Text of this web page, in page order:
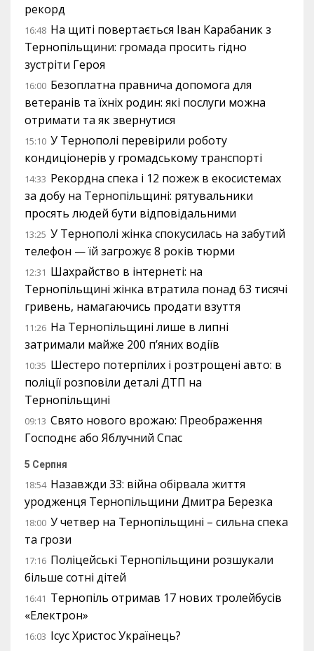
рекорд
16:48 На щиті повертається Іван Карабаник з
Тернопільщини: громада просить гідно
зустріти Героя
16:00 Безоплатна правнича допомога для
ветеранів та їхніх родин: які послуги можна
отримати та як звернутися
15:10 У Тернополі перевірили роботу
кондиціонерів у громадському транспорті
14:33 Рекордна спека і 12 пожеж в екосистемах
за добу на Тернопільщині: рятувальники
просять людей бути відповідальними
13:25 У Тернополі жінка спокусилась на забутий
телефон — їй загрожує 8 років тюрми
12:31 Шахрайство в інтернеті: на
Тернопільщині жінка втратила понад 63 тисячі
гривень, намагаючись продати взуття
11:26 На Тернопільщині лише в липні
затримали майже 200 п’яних водіїв
10:35 Шестеро потерпілих і розтрощені авто: в
поліції розповіли деталі ДТП на
Тернопільщині
09:13 Свято нового врожаю: Преображення
Господнє або Яблучний Спас
5 Серпня
18:54 Назавжди 33: війна обірвала життя
уродженця Тернопільщини Дмитра Березка
18:00 У четвер на Тернопільщині – сильна спека
та грози
17:16 Поліцейські Тернопільщини розшукали
більше сотні дітей
16:41 Тернопіль отримав 17 нових тролейбусів
«Електрон»
16:03 Ісус Христос Українець?